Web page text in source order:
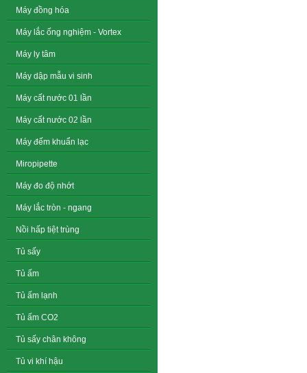
Máy đồng hóa
Máy lắc ống nghiệm - Vortex
Máy ly tâm
Máy dập mẫu vi sinh
Máy cất nước 01 lần
Máy cất nước 02 lần
Máy đếm khuẩn lạc
Miropipette
Máy đo độ nhớt
Máy lắc tròn - ngang
Nồi hấp tiệt trùng
Tủ sấy
Tủ ấm
Tủ ấm lạnh
Tủ ấm CO2
Tủ sấy chân không
Tủ vi khí hậu